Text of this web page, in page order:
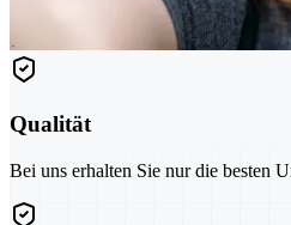
Qualität
Bei uns erhalten Sie nur die besten